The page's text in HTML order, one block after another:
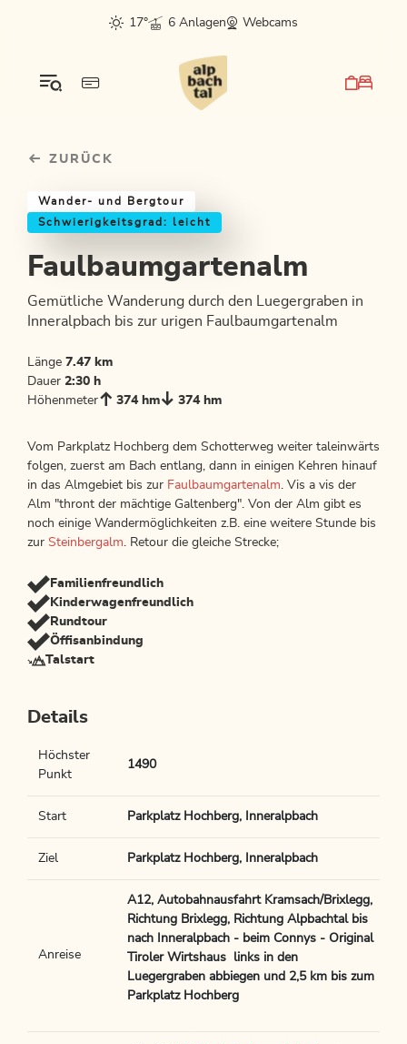
sr.skip-to.main-content
sr.skip-to.table-of-contents
sr.skip-to.main-navigation
17°
6 Anlagen Webcams
ZURÜCK
Wander- und Bergtour
Schwierigkeitsgrad: leicht
Faulbaumgartenalm
Gemütliche Wanderung durch den Luegergraben in
Inneralpbach bis zur urigen Faulbaumgartenalm
Länge 7.47 km
Dauer 2:30 h
Höhenmeter
374 hm 374 hm
Vom Parkplatz Hochberg dem Schotterweg weiter taleinwärts
folgen, zuerst am Bach entlang, dann in einigen Kehren hinauf
in das Almgebiet bis zur Faulbaumgartenalm. Vis a vis der
Alm "thront der mächtige Galtenberg". Von der Alm gibt es
noch einige Wandermöglichkeiten z.B. eine weitere Stunde bis
zur Steinbergalm. Retour die gleiche Strecke;
Familienfreundlich
Kinderwagenfreundlich
Rundtour
Öffisanbindung
Talstart
Details
Höchster
Punkt
1490
Start Parkplatz Hochberg, Inneralpbach
Ziel Parkplatz Hochberg, Inneralpbach
Anreise
A12, Autobahnausfahrt Kramsach/Brixlegg,
Richtung Brixlegg, Richtung Alpbachtal bis
nach Inneralpbach - beim Connys - Original
Tiroler Wirtshaus links in den
Luegergraben abbiegen und 2,5 km bis zum
Parkplatz Hochberg